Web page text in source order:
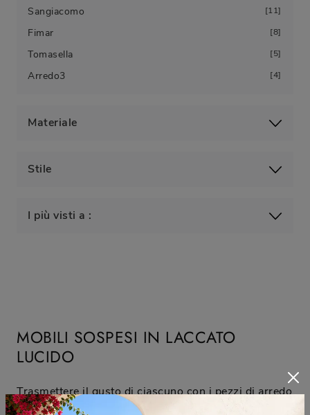
Sangiacomo 11
Fimar 8
Tomasella 5
Arredo3 4
Materiale
Stile
I più visti a :
MOBILI SOSPESI IN LACCATO
LUCIDO
Trasmettere il gusto di ciascuno con i pezzi di arredo
non sarà più un problema per merito delle